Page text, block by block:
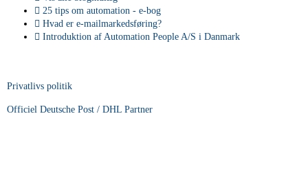
25 tips om automation - e-bog
Hvad er e-mailmarkedsføring?
Introduktion af Automation People A/S i Danmark
Privatlivs politik
Officiel Deutsche Post / DHL Partner